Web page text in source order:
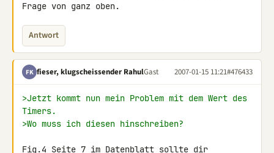
Frage von ganz oben.
Antwort
FK fieser, klugscheissender RahulGast 2007-01-15 11:21#476433
>Jetzt kommt nun mein Problem mit dem Wert des
Timers.
>Wo muss ich diesen hinschreiben?
Fig.4 Seite 7 im Datenblatt sollte dir